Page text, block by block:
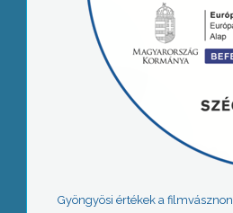
Gyöngyösi értékek a filmvásznon